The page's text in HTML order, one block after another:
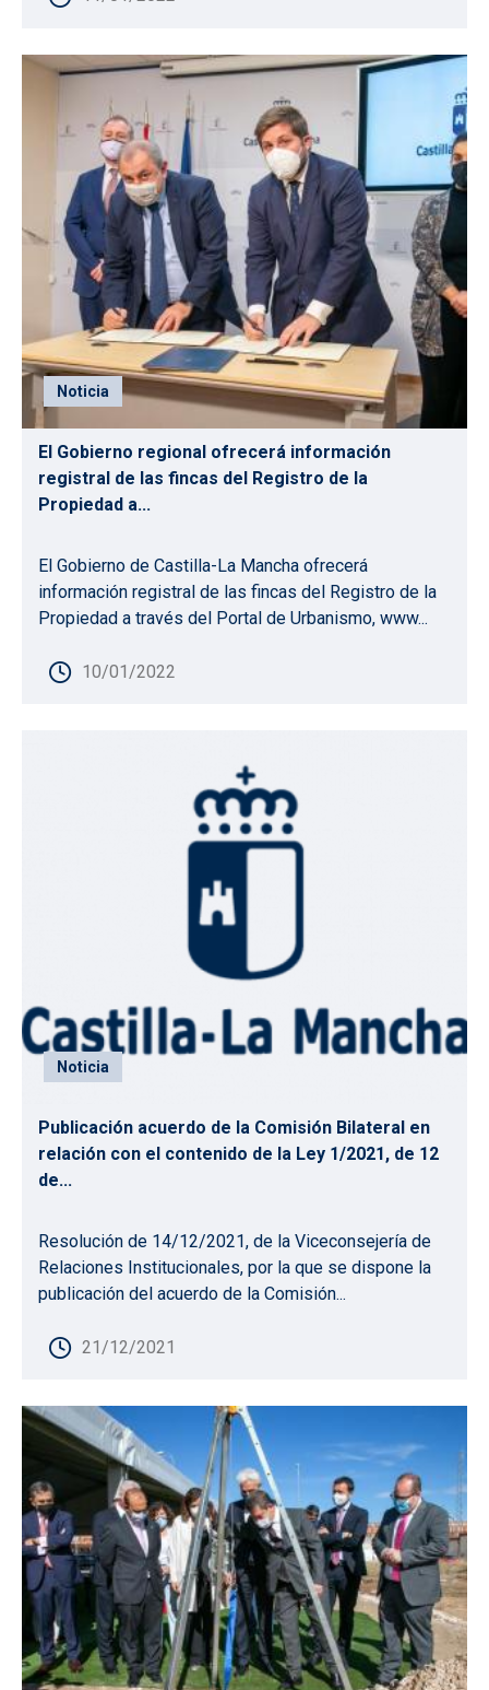
Noticia
El Gobierno regional ofrecerá información
registral de las fincas del Registro de la
Propiedad a...
El Gobierno de Castilla-La Mancha ofrecerá
información registral de las fincas del Registro de la
Propiedad a través del Portal de Urbanismo, www...
10/01/2022
Noticia
Publicación acuerdo de la Comisión Bilateral en
relación con el contenido de la Ley 1/2021, de 12
de...
Resolución de 14/12/2021, de la Viceconsejería de
Relaciones Institucionales, por la que se dispone la
publicación del acuerdo de la Comisión...
21/12/2021